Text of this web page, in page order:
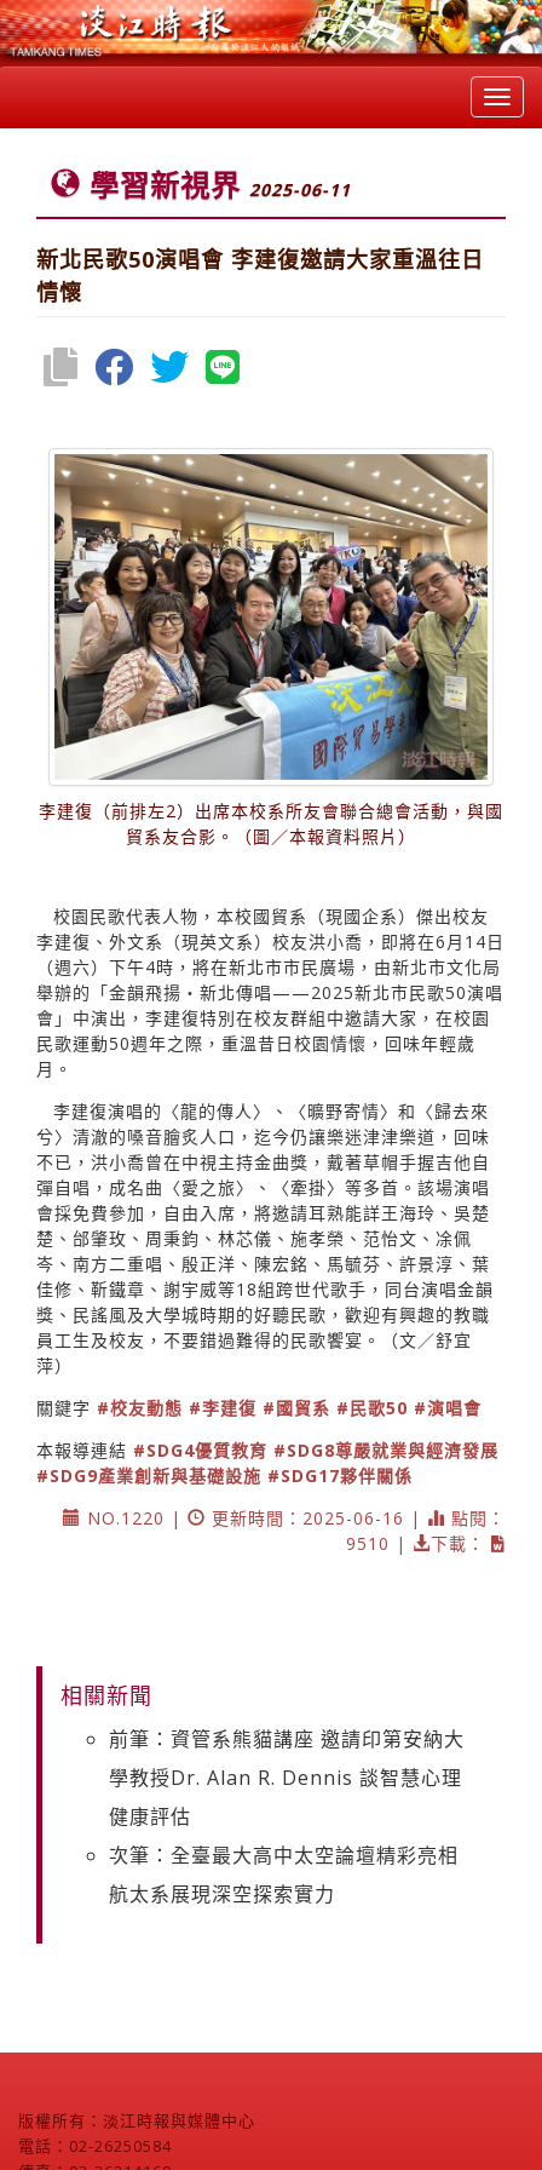
學習新視界 2025-06-11
新北民歌50演唱會 李建復邀請大家重溫往日
情懷
李建復（前排左2）出席本校系所友會聯合總會活動，與國
貿系友合影。（圖／本報資料照片）
校園民歌代表人物，本校國貿系（現國企系）傑出校友
李建復、外文系（現英文系）校友洪小喬，即將在6月14日
（週六）下午4時，將在新北市市民廣場，由新北市文化局
舉辦的「金韻飛揚‧新北傳唱——2025新北市民歌50演唱
會」中演出，李建復特別在校友群組中邀請大家，在校園
民歌運動50週年之際，重溫昔日校園情懷，回味年輕歲
月。
李建復演唱的〈龍的傳人〉、〈曠野寄情〉和〈歸去來
兮〉清澈的嗓音膾炙人口，迄今仍讓樂迷津津樂道，回味
不已，洪小喬曾在中視主持金曲獎，戴著草帽手握吉他自
彈自唱，成名曲〈愛之旅〉、〈牽掛〉等多首。該場演唱
會採免費參加，自由入席，將邀請耳熟能詳王海玲、吳楚
楚、邰肇玫、周秉鈞、林芯儀、施孝榮、范怡文、凃佩
岑、南方二重唱、殷正洋、陳宏銘、馬毓芬、許景淳、葉
佳修、靳鐵章、謝宇威等18組跨世代歌手，同台演唱金韻
獎、民謠風及大學城時期的好聽民歌，歡迎有興趣的教職
員工生及校友，不要錯過難得的民歌饗宴。（文／舒宜
萍）
關鍵字 #校友動態 #李建復 #國貿系 #民歌50 #演唱會
本報導連結 #SDG4優質教育 #SDG8尊嚴就業與經濟發展
#SDG9產業創新與基礎設施 #SDG17夥伴關係
NO.1220 |
更新時間：2025-06-16 |
點閱：
9510 |
下載：
相關新聞
前筆：資管系熊貓講座 邀請印第安納大
學教授Dr. Alan R. Dennis 談智慧心理
健康評估
次筆：全臺最大高中太空論壇精彩亮相
航太系展現深空探索實力
版權所有：淡江時報與媒體中心
電話：02-26250584